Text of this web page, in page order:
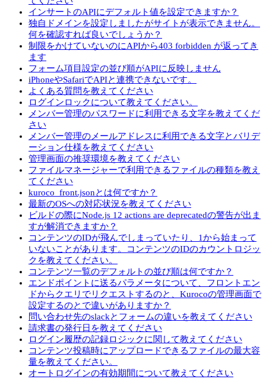
インサートのAPIにデフォルト値を設定できますか？
独自ドメインを設定しましたがサイトが表示できません。
何を確認すれば良いでしょうか？
制限をかけていないのにAPIから403 forbidden が返ってき
ます
フォーム項目設定の並び順がAPIに反映しません
iPhoneやSafariでAPIと連携できないです。
よくある質問を教えてください
ログインロックについて教えてください。
メンバー管理のパスワードに利用できる文字を教えてくだ
さい
メンバー管理のメールアドレスに利用できる文字とバリデ
ーション仕様を教えてください
管理画面の推奨環境を教えてください
ファイルマネージャーで利用できるファイルの種類を教え
てください
kuroco_front.jsonとは何ですか？
最新のOSへの対応状況を教えてください
ビルドの際にNode.js 12 actions are deprecatedの警告が出ま
すが解消できますか？
コンテンツのIDが飛んでしまっていたり、1から始まって
いないことがあります。コンテンツのIDのカウントロジッ
クを教えてください。
コンテンツ一覧のデフォルトの並び順は何ですか？
エンドポイントに送るパラメータについて、フロントエン
ドからクエリでリクエストするのと、Kurocoの管理画面で
設定するのとで違いがありますか？
問い合わせ先のslackとフォームの違いを教えてください
請求書の発行日を教えてください
ログイン履歴の記録ロジックに関して教えてください
コンテンツ投稿時にアップロードできるファイルの最大容
量を教えてください。
オートログインの有効期間について教えてください